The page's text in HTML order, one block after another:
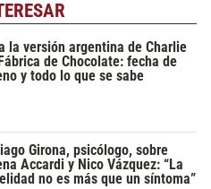
la versión argentina de Charlie
de Chocolate: fecha de
y todo lo que se sabe
Girona, psicólogo, sobre
Accardi y Nico Vázquez: “La
no es más que un síntoma”